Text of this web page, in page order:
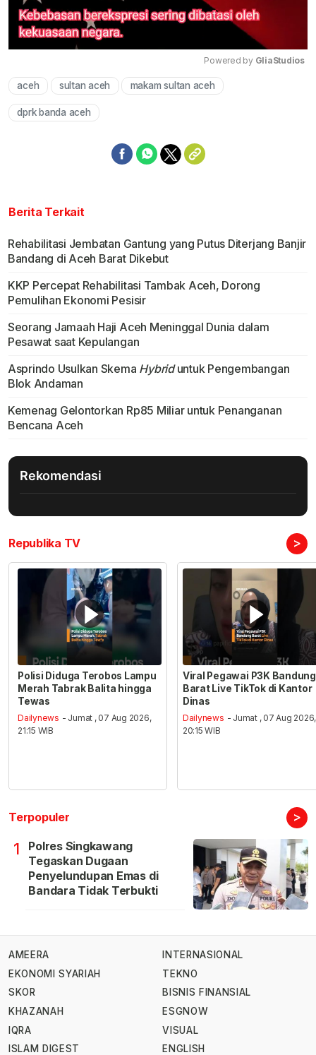
Powered by GliaStudios
aceh sultan aceh makam sultan aceh
dprk banda aceh
Berita Terkait
Rehabilitasi Jembatan Gantung yang Putus Diterjang Banjir
Bandang di Aceh Barat Dikebut
KKP Percepat Rehabilitasi Tambak Aceh, Dorong
Pemulihan Ekonomi Pesisir
Seorang Jamaah Haji Aceh Meninggal Dunia dalam
Pesawat saat Kepulangan
Asprindo Usulkan Skema Hybriduntuk Pengembangan
Blok Andaman
Kemenag Gelontorkan Rp85 Miliar untuk Penanganan
Bencana Aceh
Rekomendasi
Republika TV >
Polisi Diduga Terobos Lampu
Merah Tabrak Balita hingga
Tewas
Dailynews - Jumat , 07 Aug 2026,
21:15 WIB
Viral Pegawai P3K Bandung
Barat Live TikTok di Kantor
Dinas
Dailynews - Jumat , 07 Aug 2026,
20:15 WIB
Terpopuler >
1
Polres Singkawang
Tegaskan Dugaan
Penyelundupan Emas di
Bandara Tidak Terbukti
AMEERA
EKONOMI SYARIAH
SKOR
KHAZANAH
IQRA
ISLAM DIGEST
INTERNASIONAL
TEKNO
BISNIS FINANSIAL
ESGNOW
VISUAL
ENGLISH